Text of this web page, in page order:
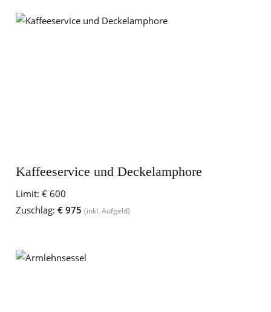
Kaffeeservice und Deckelamphore
Limit: € 600
Zuschlag: € 975 (inkl. Aufgeld)